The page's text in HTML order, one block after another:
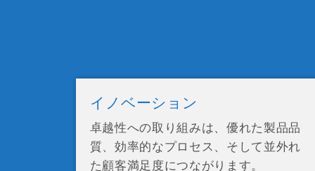
イノベーション
卓越性への取り組みは、優れた製品品
質、効率的なプロセス、そして並外れ
た顧客満足度につながります。